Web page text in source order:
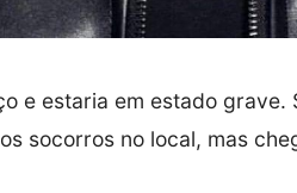
e estaria em estado grave.
socorros no local, mas